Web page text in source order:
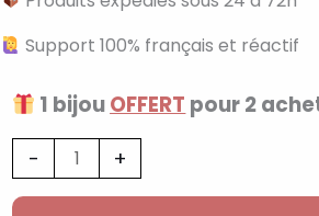
Support 100% français et réactif
1 bijouOFFERT pour 2
-
quantité
de
+